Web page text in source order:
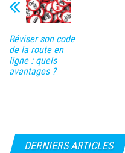
Réviser son code
de la route en
ligne : quels
avantages ?
DERNIERS ARTICLES